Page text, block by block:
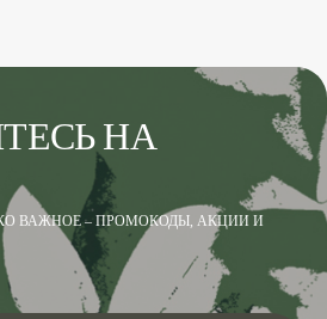
НА
ВАЖНОЕ – ПРОМОКОДЫ, АКЦИИ И